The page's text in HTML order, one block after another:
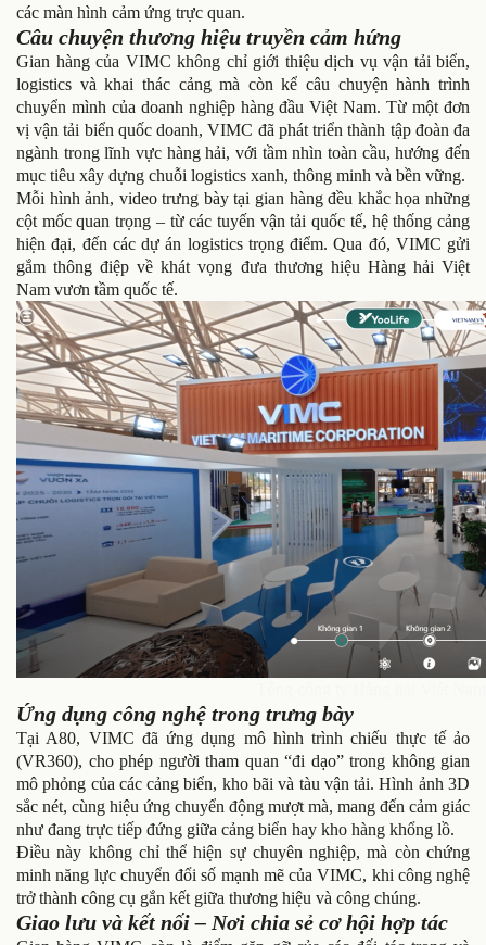
các màn hình cảm ứng trực quan.
Câu chuyện thương hiệu truyền cảm hứng
Gian hàng của VIMC không chỉ giới thiệu dịch vụ vận tải biển,
logistics và khai thác cảng mà còn kể câu chuyện hành trình
chuyển mình của doanh nghiệp hàng đầu Việt Nam. Từ một đơn
vị vận tải biển quốc doanh, VIMC đã phát triển thành tập đoàn đa
ngành trong lĩnh vực hàng hải, với tầm nhìn toàn cầu, hướng đến
mục tiêu xây dựng chuỗi logistics xanh, thông minh và bền vững.
Mỗi hình ảnh, video trưng bày tại gian hàng đều khắc họa những
cột mốc quan trọng – từ các tuyến vận tải quốc tế, hệ thống cảng
hiện đại, đến các dự án logistics trọng điểm. Qua đó, VIMC gửi
gắm thông điệp về khát vọng đưa thương hiệu Hàng hải Việt
Nam vươn tầm quốc tế.
Ứng dụng công nghệ trong trưng bày
Tại A80, VIMC đã ứng dụng mô hình trình chiếu thực tế ảo
(VR360), cho phép người tham quan “đi dạo” trong không gian
mô phỏng của các cảng biển, kho bãi và tàu vận tải. Hình ảnh 3D
sắc nét, cùng hiệu ứng chuyển động mượt mà, mang đến cảm giác
như đang trực tiếp đứng giữa cảng biển hay kho hàng khổng lồ.
Điều này không chỉ thể hiện sự chuyên nghiệp, mà còn chứng
minh năng lực chuyển đổi số mạnh mẽ của VIMC, khi công nghệ
trở thành công cụ gắn kết giữa thương hiệu và công chúng.
Giao lưu và kết nối – Nơi chia sẻ cơ hội hợp tác